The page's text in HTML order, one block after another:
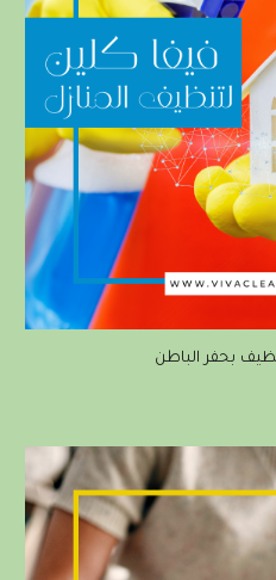
بحفر الباطن